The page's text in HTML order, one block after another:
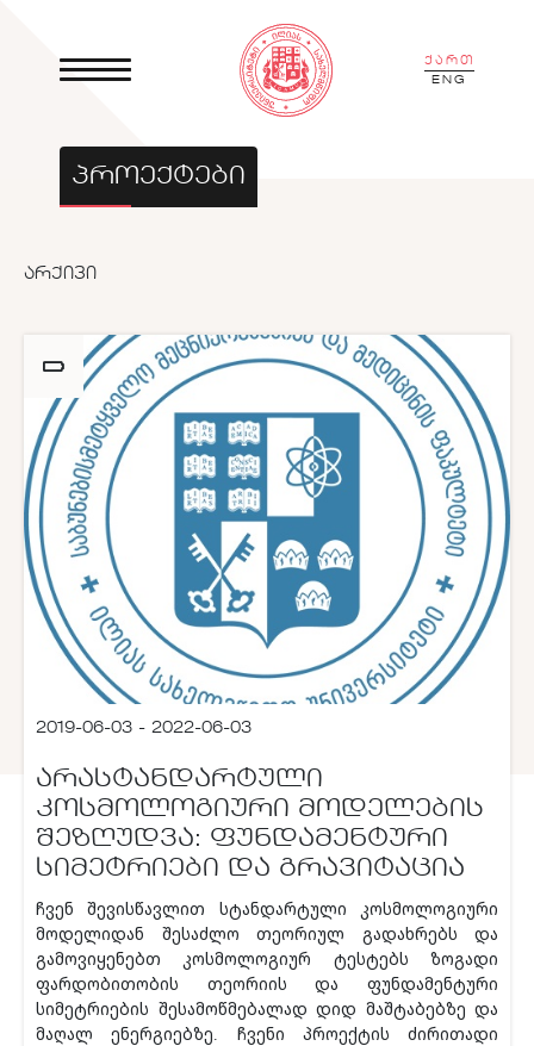
ქართ
ENG
ᲞᲠᲝᲔᲥᲢᲔᲑᲘ
ᲐᲠᲥᲘᲕᲘ
2019-06-03 - 2022-06-03
ᲐᲠᲐᲡᲢᲐᲜᲓᲐᲠᲢᲣᲚᲘ
ᲙᲝᲡᲛᲝᲚᲝᲒᲘᲣᲠᲘ ᲛᲝᲓᲔᲚᲔᲑᲘᲡ
ᲨᲔᲖᲦᲣᲓᲕᲐ: ᲤᲣᲜᲓᲐᲛᲔᲜᲢᲣᲠᲘ
ᲡᲘᲛᲔᲢᲠᲘᲔᲑᲘ ᲓᲐ ᲒᲠᲐᲕᲘᲢᲐᲪᲘᲐ
ჩვენ შევისწავლით სტანდარტული კოსმოლოგიური
მოდელიდან შესაძლო თეორიულ გადახრებს და
გამოვიყენებთ კოსმოლოგიურ ტესტებს ზოგადი
ფარდობითობის თეორიის და ფუნდამენტური
სიმეტრიების შესამოწმებალად დიდ მაშტაბებზე და
მაღალ ენერგიებზე. ჩვენი პროექტის ძირითადი